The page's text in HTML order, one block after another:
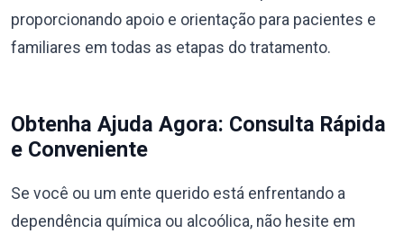
proporcionando apoio e orientação para pacientes e
familiares em todas as etapas do tratamento.
Obtenha Ajuda Agora: Consulta Rápida
e Conveniente
Se você ou um ente querido está enfrentando a
dependência química ou alcoólica, não hesite em